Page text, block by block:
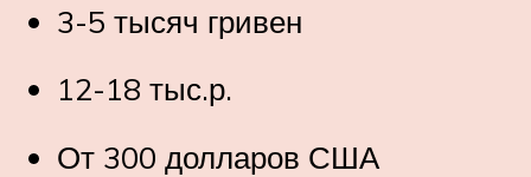
3-5 тысяч гривен
12-18 тыс.р.
От 300 долларов США